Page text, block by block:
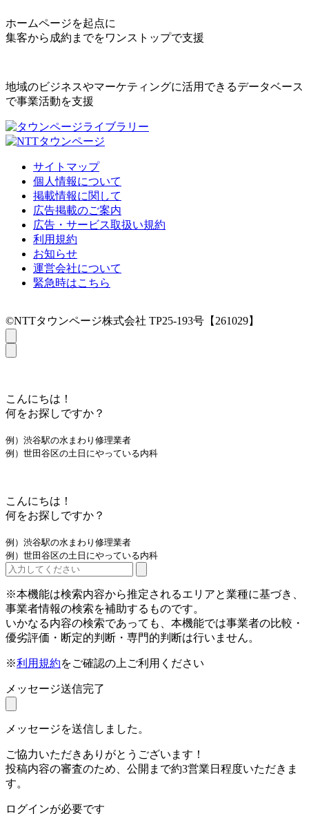
ホームページを起点に
集客から成約までをワンストップで支援
地域のビジネスやマーケティングに活用できるデータベース
で事業活動を支援
サイトマップ
個人情報について
掲載情報に関して
広告掲載のご案内
広告・サービス取扱い規約
利用規約
お知らせ
運営会社について
緊急時はこちら
©NTTタウンページ株式会社 TP25-193号【261029】
こんにちは！
何をお探しですか？
例）渋谷駅の水まわり修理業者
例）世田谷区の土日にやっている内科
こんにちは！
何をお探しですか？
例）渋谷駅の水まわり修理業者
例）世田谷区の土日にやっている内科
※本機能は検索内容から推定されるエリアと業種に基づき、
事業者情報の検索を補助するものです。
いかなる内容の検索であっても、本機能では事業者の比較・
優劣評価・断定的判断・専門的判断は行いません。
※利用規約をご確認の上ご利用ください
メッセージ送信完了
メッセージを送信しました。
ご協力いただきありがとうございます！
投稿内容の審査のため、公開まで約3営業日程度いただきま
す。
ログインが必要です